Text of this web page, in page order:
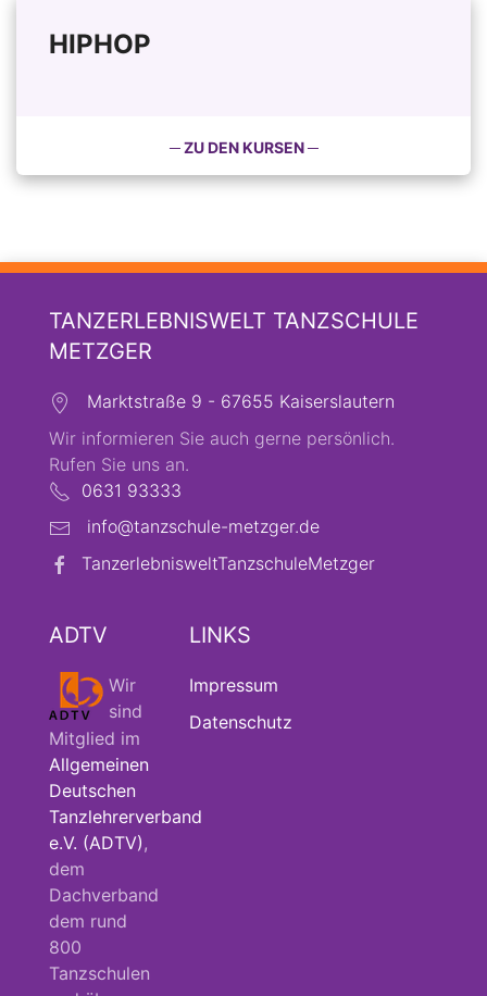
HIPHOP
─ ZU DEN KURSEN ─
TANZERLEBNISWELT TANZSCHULE
METZGER
Marktstraße 9 - 67655 Kaiserslautern
Wir informieren Sie auch gerne persönlich.
Rufen Sie uns an.
0631 93333
info@tanzschule-metzger.de
TanzerlebnisweltTanzschuleMetzger
ADTV
Wir
sind
Mitglied im
Allgemeinen
Deutschen
Tanzlehrerverband
e.V. (ADTV),
dem
Dachverband
dem rund
800
Tanzschulen
LINKS
Impressum
Datenschutz